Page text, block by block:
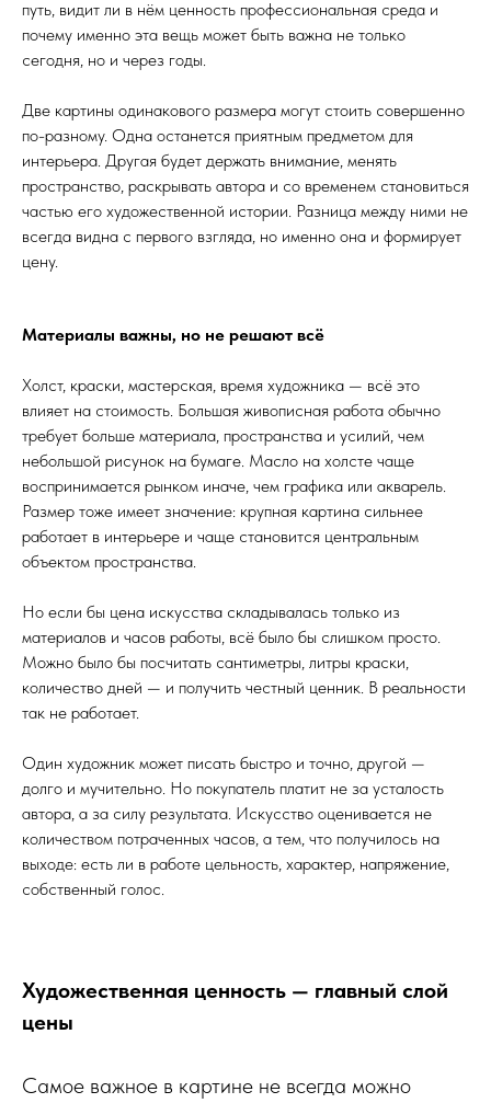
путь, видит ли в нём ценность профессиональная среда и
почему именно эта вещь может быть важна не только
сегодня, но и через годы.
Две картины одинакового размера могут стоить совершенно
по-разному. Одна останется приятным предметом для
интерьера. Другая будет держать внимание, менять
пространство, раскрывать автора и со временем становиться
частью его художественной истории. Разница между ними не
всегда видна с первого взгляда, но именно она и формирует
цену.
Материалы важны, но не решают всё
Холст, краски, мастерская, время художника — всё это
влияет на стоимость. Большая живописная работа обычно
требует больше материала, пространства и усилий, чем
небольшой рисунок на бумаге. Масло на холсте чаще
воспринимается рынком иначе, чем графика или акварель.
Размер тоже имеет значение: крупная картина сильнее
работает в интерьере и чаще становится центральным
объектом пространства.
Но если бы цена искусства складывалась только из
материалов и часов работы, всё было бы слишком просто.
Можно было бы посчитать сантиметры, литры краски,
количество дней — и получить честный ценник. В реальности
так не работает.
Один художник может писать быстро и точно, другой —
долго и мучительно. Но покупатель платит не за усталость
автора, а за силу результата. Искусство оценивается не
количеством потраченных часов, а тем, что получилось на
выходе: есть ли в работе цельность, характер, напряжение,
собственный голос.
Художественная ценность — главный слой
цены
Самое важное в картине не всегда можно